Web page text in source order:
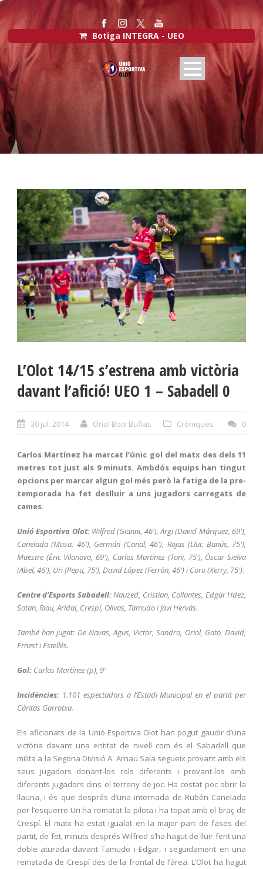
Botiga INTEGRA - UEO
L’Olot 14/15 s’estrena amb victòria
davant l’afició! UEO 1 – Sabadell 0
30 jul. 2014 Oriol Boix Bufias Cròniques 0
Carlos Martínez ha marcat l’únic gol del matx des dels 11
metres tot just als 9 minuts. Ambdós equips han tingut
opcions per marcar algun gol més però la fatiga de la pre-
temporada ha fet deslluir a uns jugadors carregats de
cames.
Unió Esportiva Olot:Wilfred (Gianni, 46′), Argi (David Márquez, 69′),
Canelada (Musa, 46′), Germán (Canal, 46′), Rojas (Lluc Banús, 75′),
Maestre (Èric Vilanova, 69′), Carlos Martínez (Toni, 75′), Òscar Sielva
(Abel, 46′), Uri (Pepu, 75′), David López (Ferrón, 46′) i Coro (Xerry, 75′).
Centre d’Esports Sabadell:Nauzed, Cristian, Collantes, Edgar Hdez,
Sotan, Riau, Aridai, Crespí, Olivas, Tamudo i Javi Hervás.
També han jugat: De Navas, Agus, Victor, Sandro, Oriol, Gato, David,
Ernest i Estellés.
Gol: Carlos Martínez (p), 9′
Incidències: 1.101 espectadors a l’Estadi Municipal en el partit per
Càritas Garrotxa.
Els aficionats de la Unió Esportiva Olot han pogut gaudir d’una
victòria davant una entitat de nivell com és el Sabadell que
milita a la Segona Divisió A. Arnau Sala segueix provant amb els
seus jugadors donant-los rols diferents i provant-los amb
diferents jugadors dins el terreny de joc. Ha costat poc obrir la
llauna, i és que després d’una internada de Rubén Canelada
per l’esquerre Uri ha rematat la pilota i ha topat amb el braç de
Crespí. El matx ha estat igualat en la major part de fases del
partit, de fet, minuts després Wilfred s’ha hagut de lluir fent una
doble aturada davant Tamudo i Edgar, i seguidament en una
rematada de Crespí des de la frontal de l’àrea. L’Olot ha hagut